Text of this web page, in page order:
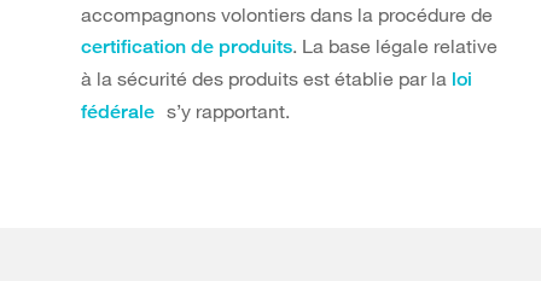
accompagnons volontiers dans la procédure de
certification de produits. La base légale relative
à la sécurité des produits est établie par la loi
fédérale s’y rapportant.